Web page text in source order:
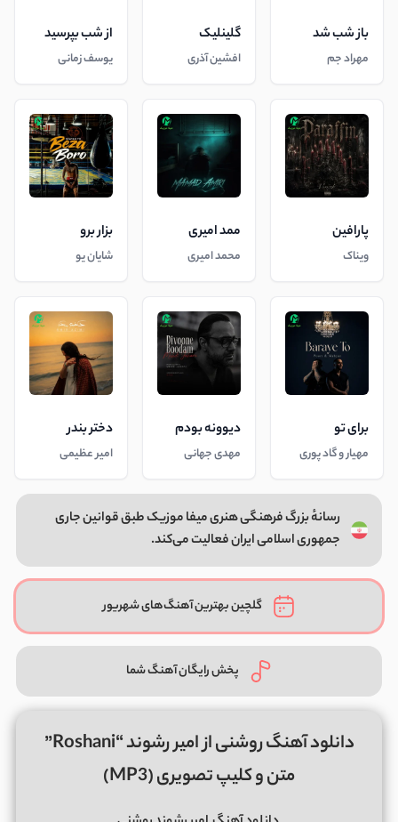
باز شب شد
مهراد جم
گلینلیک
افشین آذری
از شب بپرسید
یوسف زمانی
پارافین
ویناک
ممد امیری
محمد امیری
بزار برو
شایان یو
برای تو
مهیار و گاد پوری
دیوونه بودم
مهدی جهانی
دختر بندر
امیر عظیمی
رسانهٔ بزرگ فرهنگی هنری میفا موزیک طبق قوانین جاری
جمهوری اسلامی ایران فعالیت می‌کند.
گلچین بهترین آهنگ‌های شهریور
پخش رایگان آهنگ شما
دانلود آهنگ روشنی از امیر رشوند “Roshani”
متن و کلیپ تصویری (MP3)